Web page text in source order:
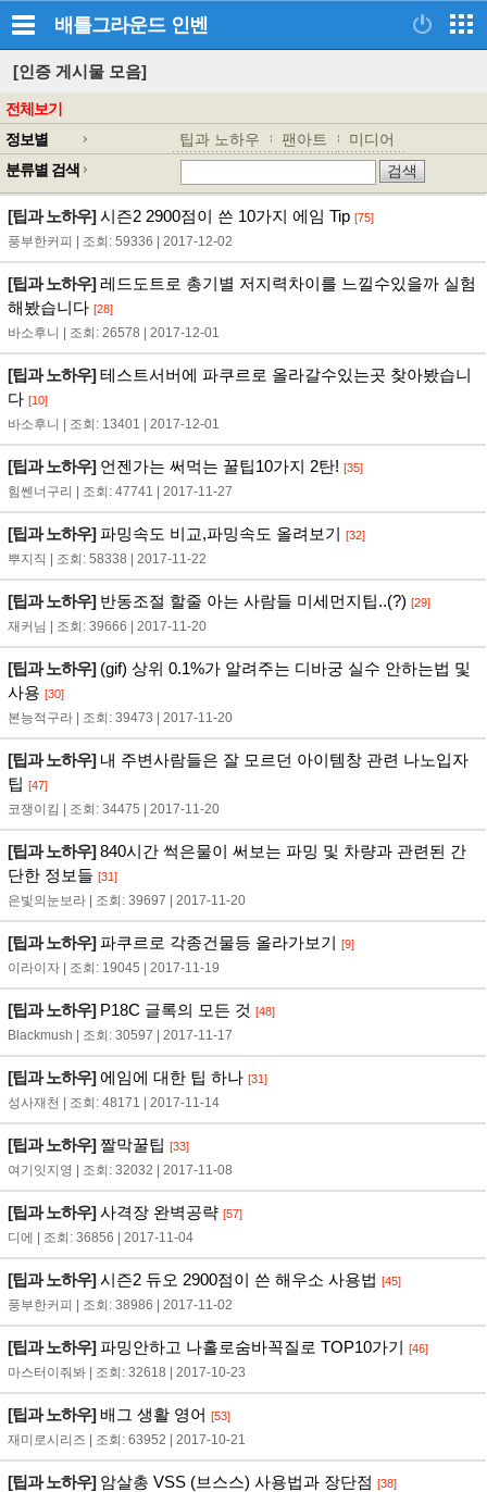
배틀그라운드 인벤
[인증 게시물 모음]
전체보기
정보별
팁과 노하우 팬아트
미디어
분류별 검색
[팁과 노하우]시즌2 2900점이 쓴 10가지 에임 Tip [75]
풍부한커피 | 조회: 59336 | 2017-12-02
[팁과 노하우]레드도트로 총기별 저지력차이를 느낄수있을까 실험
해봤습니다 [28]
바소후니 | 조회: 26578 | 2017-12-01
[팁과 노하우]테스트서버에 파쿠르로 올라갈수있는곳 찾아봤습니
다 [10]
바소후니 | 조회: 13401 | 2017-12-01
[팁과 노하우]언젠가는 써먹는 꿀팁10가지 2탄! [35]
힘쎈너구리 | 조회: 47741 | 2017-11-27
[팁과 노하우]파밍속도 비교,파밍속도 올려보기 [32]
뿌지직 | 조회: 58338 | 2017-11-22
[팁과 노하우]반동조절 할줄 아는 사람들 미세먼지팁..(?) [29]
재커님 | 조회: 39666 | 2017-11-20
[팁과 노하우](gif) 상위 0.1%가 알려주는 디바궁 실수 안하는법 및
사용 [30]
본능적구라 | 조회: 39473 | 2017-11-20
[팁과 노하우]내 주변사람들은 잘 모르던 아이템창 관련 나노입자
팁 [47]
코쟁이킴 | 조회: 34475 | 2017-11-20
[팁과 노하우]840시간 썩은물이 써보는 파밍 및 차량과 관련된 간
단한 정보들 [31]
은빛의눈보라 | 조회: 39697 | 2017-11-20
[팁과 노하우]파쿠르로 각종건물등 올라가보기 [9]
이라이자 | 조회: 19045 | 2017-11-19
[팁과 노하우]P18C 글록의 모든 것 [48]
Blackmush | 조회: 30597 | 2017-11-17
[팁과 노하우]에임에 대한 팁 하나 [31]
성사재천 | 조회: 48171 | 2017-11-14
[팁과 노하우]짤막꿀팁 [33]
여기잇지영 | 조회: 32032 | 2017-11-08
[팁과 노하우]사격장 완벽공략 [57]
디에 | 조회: 36856 | 2017-11-04
[팁과 노하우]시즌2 듀오 2900점이 쓴 해우소 사용법 [45]
풍부한커피 | 조회: 38986 | 2017-11-02
[팁과 노하우]파밍안하고 나홀로숨바꼭질로 TOP10가기 [46]
마스터이줘봐 | 조회: 32618 | 2017-10-23
[팁과 노하우]배그 생활 영어 [53]
재미로시리즈 | 조회: 63952 | 2017-10-21
[팁과 노하우]암살총 VSS (브스스) 사용법과 장단점 [38]